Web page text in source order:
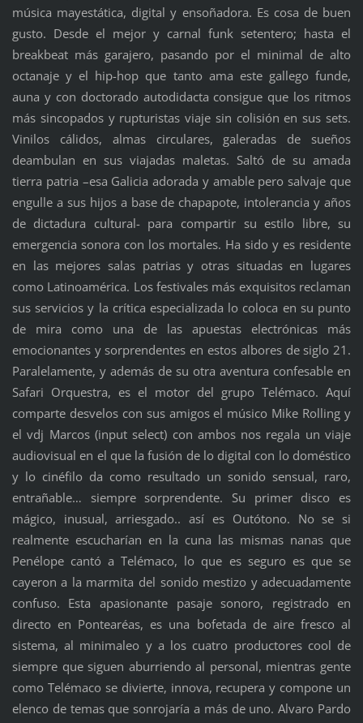
música mayestática, digital y ensoñadora. Es cosa de buen
gusto. Desde el mejor y carnal funk setentero; hasta el
breakbeat más garajero, pasando por el minimal de alto
octanaje y el hip-hop que tanto ama este gallego funde,
auna y con doctorado autodidacta consigue que los ritmos
más sincopados y rupturistas viaje sin colisión en sus sets.
Vinilos cálidos, almas circulares, galeradas de sueños
deambulan en sus viajadas maletas. Saltó de su amada
tierra patria –esa Galicia adorada y amable pero salvaje que
engulle a sus hijos a base de chapapote, intolerancia y años
de dictadura cultural- para compartir su estilo libre, su
emergencia sonora con los mortales. Ha sido y es residente
en las mejores salas patrias y otras situadas en lugares
como Latinoamérica. Los festivales más exquisitos reclaman
sus servicios y la crítica especializada lo coloca en su punto
de mira como una de las apuestas electrónicas más
emocionantes y sorprendentes en estos albores de siglo 21.
Paralelamente, y además de su otra aventura confesable en
Safari Orquestra, es el motor del grupo Telémaco. Aquí
comparte desvelos con sus amigos el músico Mike Rolling y
el vdj Marcos (input select) con ambos nos regala un viaje
audiovisual en el que la fusión de lo digital con lo doméstico
y lo cinéfilo da como resultado un sonido sensual, raro,
entrañable… siempre sorprendente. Su primer disco es
mágico, inusual, arriesgado.. así es Outótono. No se si
realmente escucharían en la cuna las mismas nanas que
Penélope cantó a Telémaco, lo que es seguro es que se
cayeron a la marmita del sonido mestizo y adecuadamente
confuso. Esta apasionante pasaje sonoro, registrado en
directo en Pontearéas, es una bofetada de aire fresco al
sistema, al minimaleo y a los cuatro productores cool de
siempre que siguen aburriendo al personal, mientras gente
como Telémaco se divierte, innova, recupera y compone un
elenco de temas que sonrojaría a más de uno. Alvaro Pardo